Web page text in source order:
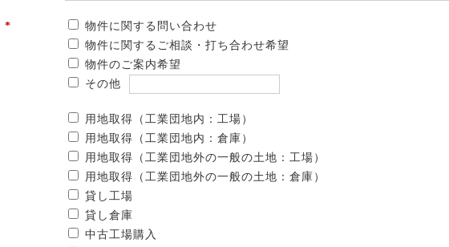
*
物件に関する問い合わせ
物件に関するご相談・打ち合わせ希望
物件のご案内希望
その他
用地取得（工業団地内：工場）
用地取得（工業団地内：倉庫）
用地取得（工業団地外の一般の土地：工場）
用地取得（工業団地外の一般の土地：倉庫）
貸し工場
貸し倉庫
中古工場購入